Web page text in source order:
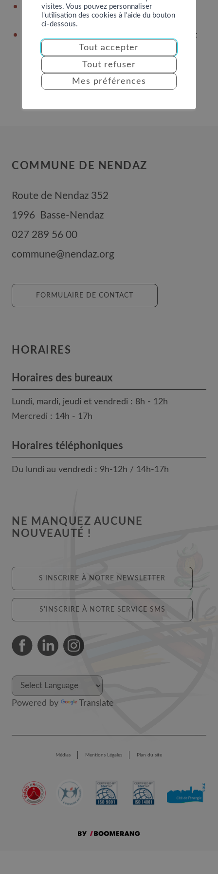
Les objets recyclables ou appartenant à autre
collecte (meuble en bois, étagère métallique)
Les contenants en plastique non vides portant
un symbole de danger =>Déchets spéciaux
COMMUNE DE NENDAZ
Route de Nendaz 352
1996
Basse-Nendaz
027 289 56 00
commune@nendaz.org
FORMULAIRE DE CONTACT
HORAIRES
Horaires des bureaux
Lundi, mardi, jeudi et vendredi : 8h - 12h
Mercredi : 14h - 17h
Horaires téléphoniques
Du lundi au vendredi : 9h-12h / 14h-17h
NE MANQUEZ AUCUNE
NOUVEAUTÉ !
S'INSCRIRE À NOTRE NEWSLETTER
S'INSCRIRE À NOTRE SERVICE SMS
Powered by Translate
Médias Mentions Légales Plan du site
visites. Vous pouvez personnaliser
l'utilisation des cookies à l'aide du bouton
ci-dessous.
Tout accepter
Tout refuser
Mes préférences